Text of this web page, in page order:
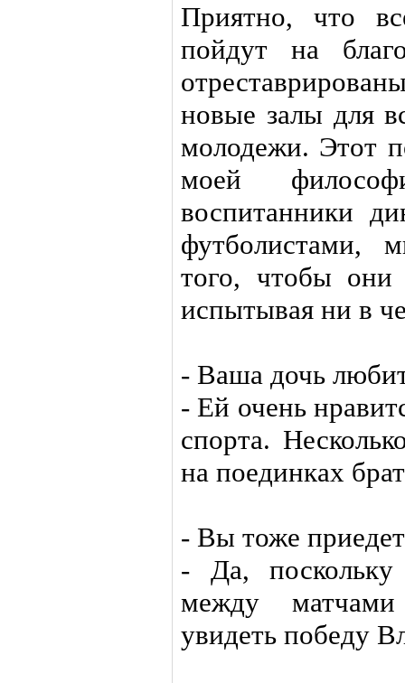
Приятно, что
пойдут на
новые залы для
молодежи. Этот
моей
воспитанники
футболистами,
того, чтобы они
испытывая ни в
- Ваша дочь
- Ей очень
спорта.
на поединках
- Вы тоже
- Да,
между
увидеть победу